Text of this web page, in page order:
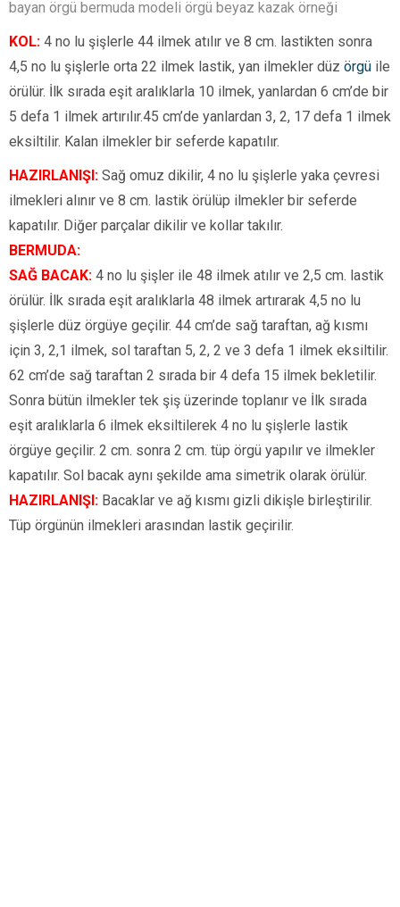
bayan örgü bermuda modeli örgü beyaz kazak örneği
KOL: 4 no lu şişlerle 44 ilmek atılır ve 8 cm. lastikten sonra
4,5 no lu şişlerle orta 22 ilmek lastik, yan ilmekler düz örgü ile
örülür. İlk sırada eşit aralıklarla 10 ilmek, yanlardan 6 cm’de bir
5 defa 1 ilmek artırılır.45 cm’de yanlardan 3, 2, 17 defa 1 ilmek
eksiltilir. Kalan ilmekler bir seferde kapatılır.
HAZIRLANIŞI: Sağ omuz dikilir, 4 no lu şişlerle yaka çevresi
ilmekleri alınır ve 8 cm. lastik örülüp ilmekler bir seferde
kapatılır. Diğer parçalar dikilir ve kollar takılır.
BERMUDA:
SAĞ BACAK: 4 no lu şişler ile 48 ilmek atılır ve 2,5 cm. lastik
örülür. İlk sırada eşit aralıklarla 48 ilmek artırarak 4,5 no lu
şişlerle düz örgüye geçilir. 44 cm’de sağ taraftan, ağ kısmı
için 3, 2,1 ilmek, sol taraftan 5, 2, 2 ve 3 defa 1 ilmek eksiltilir.
62 cm’de sağ taraftan 2 sırada bir 4 defa 15 ilmek bekletilir.
Sonra bütün ilmekler tek şiş üzerinde toplanır ve İlk sırada
eşit aralıklarla 6 ilmek eksiltilerek 4 no lu şişlerle lastik
örgüye geçilir. 2 cm. sonra 2 cm. tüp örgü yapılır ve ilmekler
kapatılır. Sol bacak aynı şekilde ama simetrik olarak örülür.
HAZIRLANIŞI: Bacaklar ve ağ kısmı gizli dikişle birleştirilir.
Tüp örgünün ilmekleri arasından lastik geçirilir.